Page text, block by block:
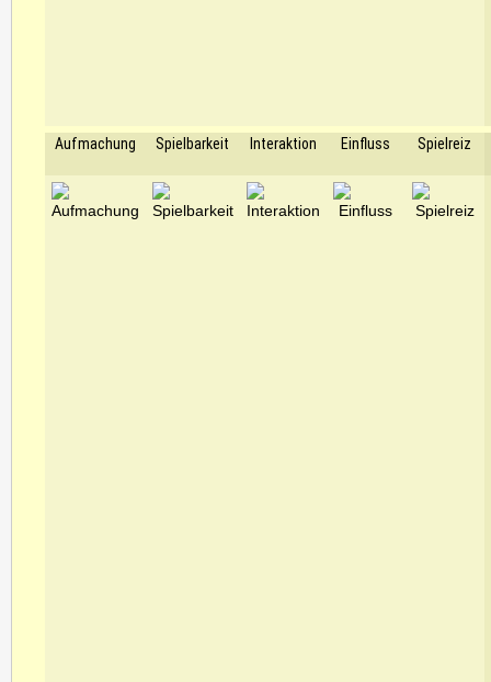
Aufmachung Spielbarkeit Interaktion Einfluss Spielreiz